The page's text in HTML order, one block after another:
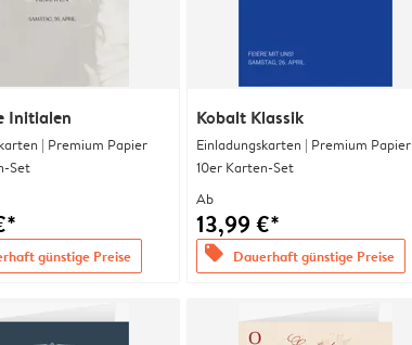
Initialen
| Premium Papier
Set
günstige Preise
Kobalt Klassik
Einladungskarten | Premium Papier
10er Karten-Set
Ab
13,99 €*
offers Dauerhaft günstige Preise